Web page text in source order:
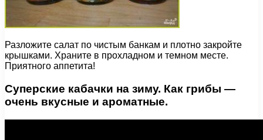
Разложите салат по чистым банкам и плотно закройте
крышками. Храните в прохладном и темном месте.
Приятного аппетита!
Суперские кабачки на зиму. Как грибы —
очень вкусные и ароматные.